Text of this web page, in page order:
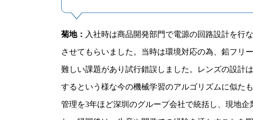
菊地： 入社時は商品開発部門で電源の回路設計を行
させてもらいました。当時は環境対応の為、鉛フリ
難しい課題があり試行錯誤しました。レンズの設計
するという様な今の機械学習のアルゴリズムに似た
管理を3年ほど深圳のグループ会社で統括し、現地